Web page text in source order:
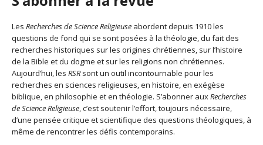
Les Recherches de Science Religieuse abordent depuis 1910 les
questions de fond qui se sont posées à la théologie, du fait des
recherches historiques sur les origines chrétiennes, sur l’histoire
de la Bible et du dogme et sur les religions non chrétiennes.
Aujourd’hui, les RSRsont un outil incontournable pour les
recherches en sciences religieuses, en histoire, en exégèse
biblique, en philosophie et en théologie. S’abonner auxRecherches
de Science Religieuse, c’est soutenir l’effort, toujours nécessaire,
d’une pensée critique et scientifique des questions théologiques, à
même de rencontrer les défis contemporains.